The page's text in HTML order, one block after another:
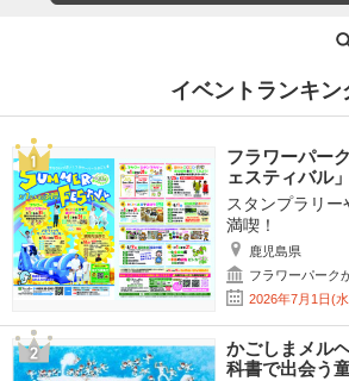
イベントランキン
フラワーパー
ェスティバル」
スタンプラリ
満喫！
鹿児島県
フラワーパーク
2026年7月1日(
かごしまメル
科書で出会う